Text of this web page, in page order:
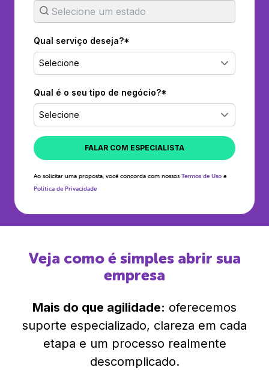
Qual serviço deseja?*
Selecione
Qual é o seu tipo de negócio?*
Selecione
FALAR COM ESPECIALISTA
Ao solicitar uma proposta, você concorda com nossos Termos de Uso e
Política de Privacidade
Veja como é simples abrir sua
empresa
Mais do que agilidade: oferecemos
suporte especializado, clareza em cada
etapa e um processo realmente
descomplicado.